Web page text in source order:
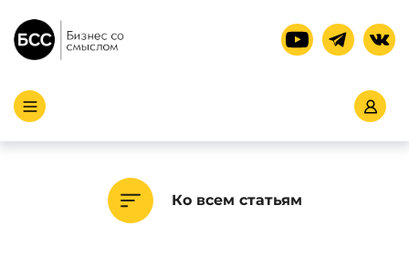
Ко всем статьям